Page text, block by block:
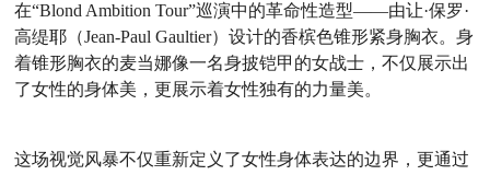
在“Blond Ambition Tour”巡演中的革命性造型——由让·保罗·
高缇耶（Jean-Paul Gaultier）设计的香槟色锥形紧身胸衣。身
着锥形胸衣的麦当娜像一名身披铠甲的女战士，不仅展示出
了女性的身体美，更展示着女性独有的力量美。
这场视觉风暴不仅重新定义了女性身体表达的边界，更通过